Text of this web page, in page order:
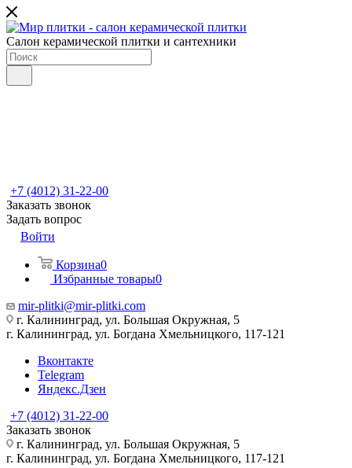
Салон керамической плитки и сантехники
+7 (4012) 31-22-00
Заказать звонок
Задать вопрос
Войти
Корзина0
Избранные товары0
mir-plitki@mir-plitki.com
г. Калининград, ул. Большая Окружная, 5
г. Калининград, ул. Богдана Хмельницкого, 117-121
Вконтакте
Telegram
Яндекс.Дзен
+7 (4012) 31-22-00
Заказать звонок
г. Калининград, ул. Большая Окружная, 5
г. Калининград, ул. Богдана Хмельницкого, 117-121